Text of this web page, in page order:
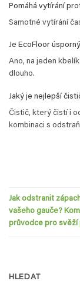
Pomáhá vytírání
Samotné vytírání
Je EcoFloor
Ano, na jeden
dlouho.
Jaký je nejlepší
Čistič, který čistí i
kombinaci s
Jak odstranit
vašeho gauče?
průvodce pro svěží
HLEDAT